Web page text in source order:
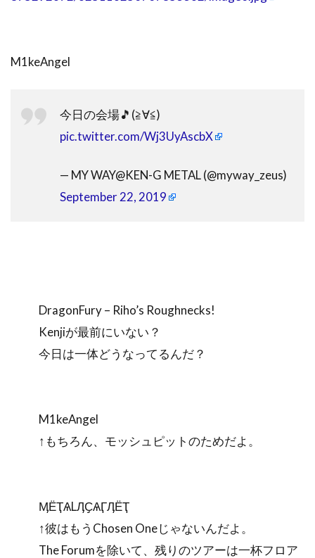
M1keAngel
今日の会場🎵(≧∀≦)
pic.twitter.com/Wj3UyAscbX
— MY WAY@KEN-G METAL (@myway_zeus)
September 22, 2019
DragonFury – Riho’s Roughnecks!
Kenjiが最前にいない？
今日は一体どうなってるんだ？
M1keAngel
↑もちろん、モッシュピットのためだよ。
ӍЁҬѦLӅҪѦӶӅЁҬ
↑彼はもうChosen Oneじゃないんだよ。
The Forumを除いて、残りのツアーは一杯フロア